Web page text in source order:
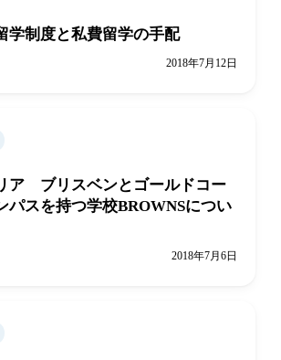
学制度と私費留学の手配
2018年7月12日
ア ブリスベンとゴールドコー
パスを持つ学校BROWNSについ
2018年7月6日